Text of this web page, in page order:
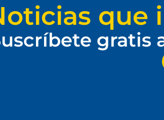
que
gratis